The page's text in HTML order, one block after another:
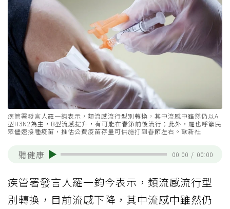
疾管署發言人羅一鈞表示，類流感流行型別轉換，其中流感中雖然仍以A
型H3N2為主，B型流感提升，有可能在春節前後流行；此外，羅也呼籲民
眾儘速接種疫苗，推估公費疫苗存量可供施打到春節左右。歐新社
聽健康 00:00 / 00:00
疾管署發言人羅一鈞今表示，類流感流行型
別轉換，目前流感下降，其中流感中雖然仍